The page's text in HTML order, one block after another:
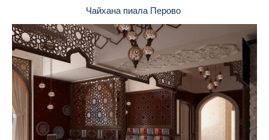
Чайхана пиала Перово